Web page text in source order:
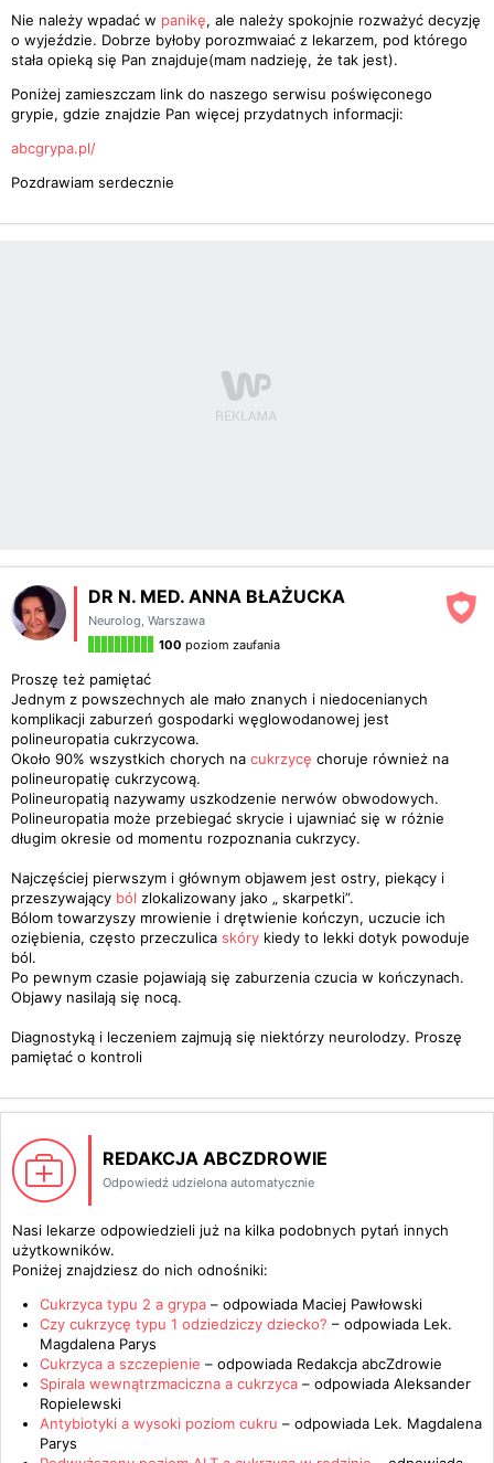
Nie należy wpadać w panikę, ale należy spokojnie rozważyć decyzję
o wyjeździe. Dobrze byłoby porozmwaiać z lekarzem, pod którego
stała opieką się Pan znajduje(mam nadzieję, że tak jest).
Poniżej zamieszczam link do naszego serwisu poświęconego
grypie, gdzie znajdzie Pan więcej przydatnych informacji:
abcgrypa.pl/
Pozdrawiam serdecznie
DR N. MED. ANNA BŁAŻUCKA
Neurolog, Warszawa
100 poziom zaufania
Proszę też pamiętać
Jednym z powszechnych ale mało znanych i niedocenianych
komplikacji zaburzeń gospodarki węglowodanowej jest
polineuropatia cukrzycowa.
Około 90% wszystkich chorych na cukrzycę choruje również na
polineuropatię cukrzycową.
Polineuropatią nazywamy uszkodzenie nerwów obwodowych.
Polineuropatia może przebiegać skrycie i ujawniać się w różnie
długim okresie od momentu rozpoznania cukrzycy.
Najczęściej pierwszym i głównym objawem jest ostry, piekący i
przeszywający ból zlokalizowany jako „ skarpetki”.
Bólom towarzyszy mrowienie i drętwienie kończyn, uczucie ich
oziębienia, często przeczulica skóry kiedy to lekki dotyk powoduje
ból.
Po pewnym czasie pojawiają się zaburzenia czucia w kończynach.
Objawy nasilają się nocą.
Diagnostyką i leczeniem zajmują się niektórzy neurolodzy. Proszę
pamiętać o kontroli
REDAKCJA ABCZDROWIE
Odpowiedź udzielona automatycznie
Nasi lekarze odpowiedzieli już na kilka podobnych pytań innych
użytkowników.
Poniżej znajdziesz do nich odnośniki:
Cukrzyca typu 2 a grypa – odpowiada Maciej Pawłowski
Czy cukrzycę typu 1 odziedziczy dziecko? – odpowiada Lek.
Magdalena Parys
Cukrzyca a szczepienie – odpowiada Redakcja abcZdrowie
Spirala wewnątrzmaciczna a cukrzyca – odpowiada Aleksander
Ropielewski
Antybiotyki a wysoki poziom cukru – odpowiada Lek. Magdalena
Parys